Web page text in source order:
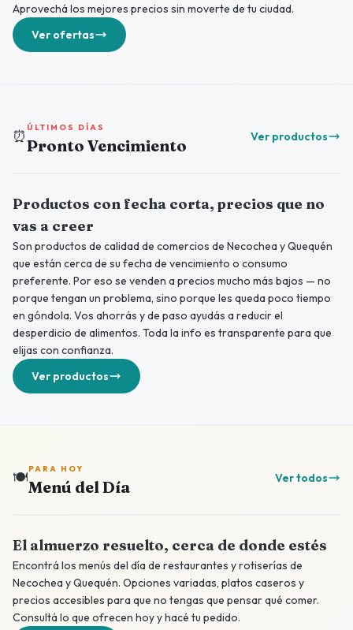
Aprovechá los mejores precios sin moverte de tu ciudad.
Ver ofertas
⏰ ÚLTIMOS DÍAS
Pronto Vencimiento Ver productos
Productos con fecha corta, precios que no
vas a creer
Son productos de calidad de comercios de Necochea y Quequén
que están cerca de su fecha de vencimiento o consumo
preferente. Por eso se venden a precios mucho más bajos — no
porque tengan un problema, sino porque les queda poco tiempo
en góndola. Vos ahorrás y de paso ayudás a reducir el
desperdicio de alimentos. Toda la info es transparente para que
elijas con confianza.
Ver productos
🍽️PARA HOY
Menú del Día Ver todos
El almuerzo resuelto, cerca de donde estés
Encontrá los menús del día de restaurantes y rotiserías de
Necochea y Quequén. Opciones variadas, platos caseros y
precios accesibles para que no tengas que pensar qué comer.
Consultá lo que ofrecen hoy y hacé tu pedido.